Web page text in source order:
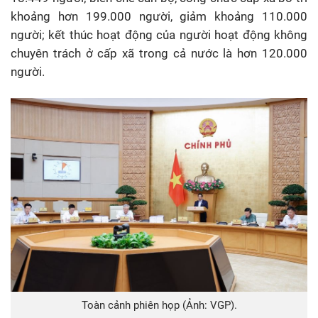
khoảng hơn 199.000 người, giảm khoảng 110.000
người; kết thúc hoạt động của người hoạt động không
chuyên trách ở cấp xã trong cả nước là hơn 120.000
người.
Toàn cảnh phiên họp (Ảnh: VGP).